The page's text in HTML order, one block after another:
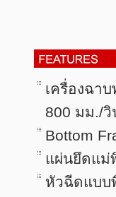
เครื่องฉา
800 มม./
Bottom
แผ่นยึดแม่
หัวฉีดแบบ